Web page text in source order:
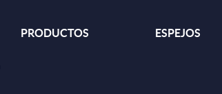
PRODUCTOS ESPEJOS